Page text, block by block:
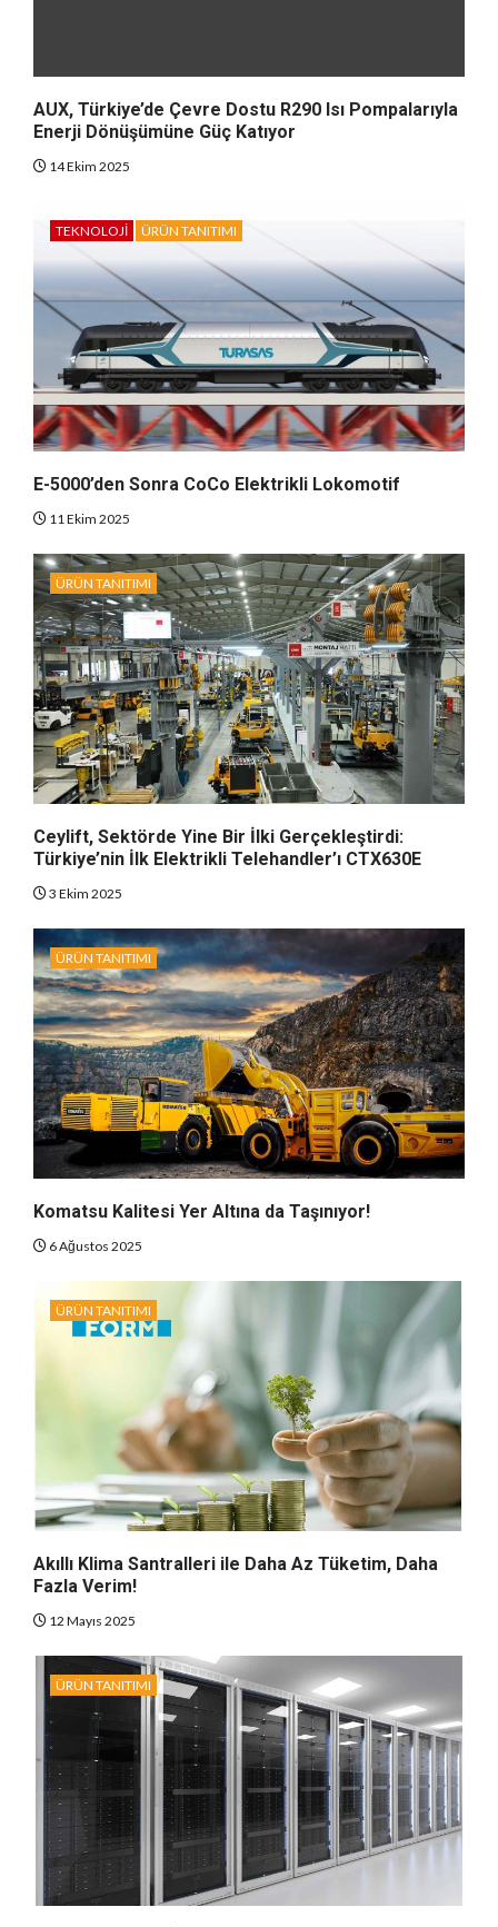
AUX, Türkiye’de Çevre Dostu R290 Isı Pompalarıyla
Enerji Dönüşümüne Güç Katıyor
14 Ekim 2025
TEKNOLOJI ÜRÜN TANITIMI
E-5000’den Sonra CoCo Elektrikli Lokomotif
11 Ekim 2025
ÜRÜN TANITIMI
Ceylift, Sektörde Yine Bir İlki Gerçekleştirdi:
Türkiye’nin İlk Elektrikli Telehandler’ı CTX630E
3 Ekim 2025
ÜRÜN TANITIMI
Komatsu Kalitesi Yer Altına da Taşınıyor!
6 Ağustos 2025
ÜRÜN TANITIMI
Akıllı Klima Santralleri ile Daha Az Tüketim, Daha
Fazla Verim!
12 Mayıs 2025
ÜRÜN TANITIMI